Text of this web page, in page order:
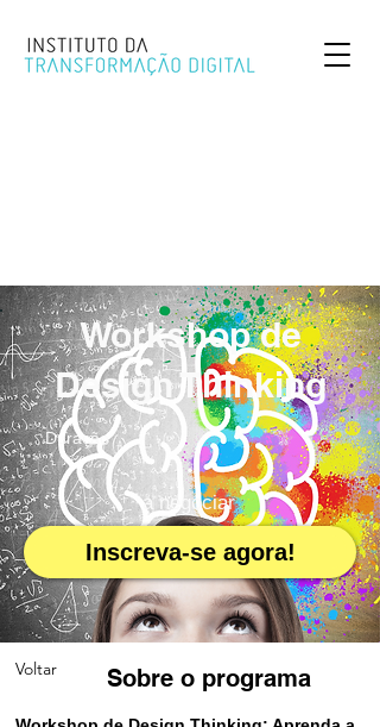
Workshop de
Design Thinking
Duração
a negociar
Inscreva-se agora!
Voltar Sobre o programa